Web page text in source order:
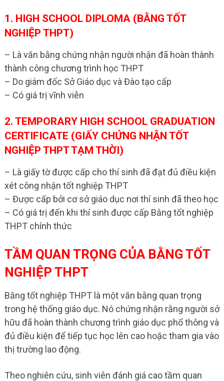
1. HIGH SCHOOL DIPLOMA (BẰNG TỐT
NGHIỆP THPT)
– Là văn bằng chứng nhận người nhận đã hoàn thành
thành công chương trình học THPT
– Do giám đốc Sở Giáo dục và Đào tạo cấp
– Có giá trị vĩnh viễn
2. TEMPORARY HIGH SCHOOL GRADUATION
CERTIFICATE (GIẤY CHỨNG NHẬN TỐT
NGHIỆP THPT TẠM THỜI)
– Là giấy tờ được cấp cho thí sinh đã đạt đủ điều kiện
xét công nhận tốt nghiệp THPT
– Được cấp bởi cơ sở giáo dục nơi thí sinh đã theo học
– Có giá trị đến khi thí sinh được cấp Bằng tốt nghiệp
THPT chính thức
TẦM QUAN TRỌNG CỦA BẰNG TỐT
NGHIỆP THPT
Bằng tốt nghiệp THPT là một văn bằng quan trọng
trong hệ thống giáo dục. Nó chứng nhận rằng người sở
hữu đã hoàn thành chương trình giáo dục phổ thông và
đủ điều kiện để tiếp tục học lên cao hoặc tham gia vào
thị trường lao động.
Theo nghiên cứu, sinh viên đánh giá cao tầm quan